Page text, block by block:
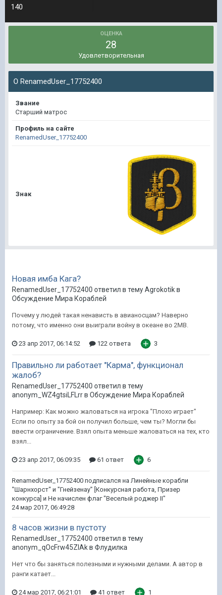
140
ОЦЕНКА
28
Удовлетворительная
О RenamedUser_17752400
Звание
Старший матрос
Профиль на сайте
RenamedUser_17752400
Знак
Новая имба Кага?
RenamedUser_17752400 ответил в тему Agrokotik в
Обсуждение Мира Кораблей
Почему у людей такая ненависть в авианосцам? Наверно
потому, что именно они выиграли войну в океане во 2МВ.
23 апр 2017, 06:14:52 122 ответа 3
Правильно ли работает "Карма", функционал
жалоб?
RenamedUser_17752400 ответил в тему
anonym_WZ4gtsiLFLrr в Обсуждение Мира Кораблей
Например: Как можно жаловаться на игрока "Плохо играет"
Если по опыту за бой он получил больше, чем ты? Могли бы
ввести ограничение. Взял опыта меньше жаловаться на тех, кто
взял...
23 апр 2017, 06:09:35 61 ответ 6
RenamedUser_17752400 подписался наЛинейные корабли
"Шарнхорст" и "Гнейзенау" [Конкурсная работа, Призер
конкурса] и Не начислен флаг "Веселый роджер II"
24 мар 2017, 06:49:28
8 часов жизни в пустоту
RenamedUser_17752400 ответил в тему
anonym_qOcFrw45ZIAk в Флудилка
Нет что бы заняться полезными и нужными делами. А автор в
ранги катает...
24 мар 2017, 06:21:01 41 ответ 1